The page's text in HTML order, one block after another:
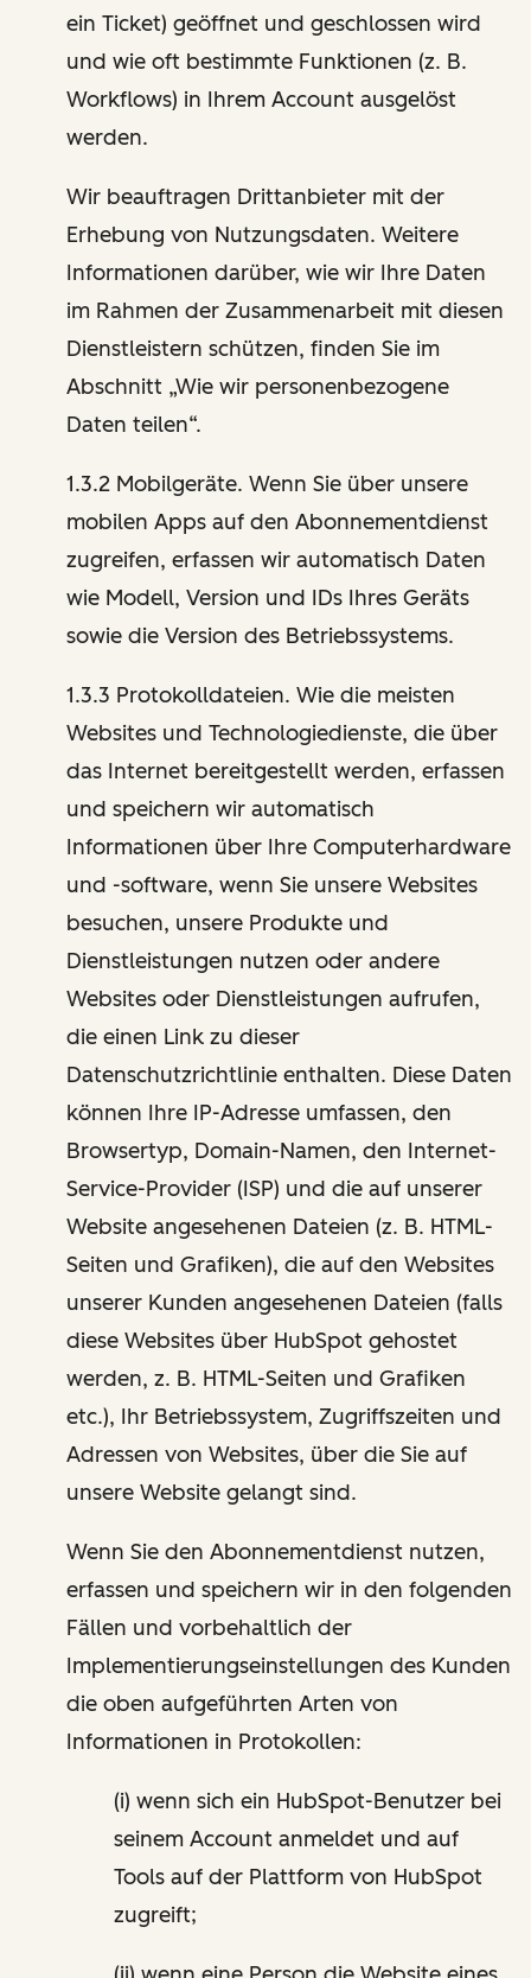
ein Ticket) geöffnet und geschlossen wird
und wie oft bestimmte Funktionen (z. B.
Workflows) in Ihrem Account ausgelöst
werden.
Wir beauftragen Drittanbieter mit der
Erhebung von Nutzungsdaten. Weitere
Informationen darüber, wie wir Ihre Daten
im Rahmen der Zusammenarbeit mit diesen
Dienstleistern schützen, finden Sie im
Abschnitt „Wie wir personenbezogene
Daten teilen“.
1.3.2 Mobilgeräte. Wenn Sie über unsere
mobilen Apps auf den Abonnementdienst
zugreifen, erfassen wir automatisch Daten
wie Modell, Version und IDs Ihres Geräts
sowie die Version des Betriebssystems.
1.3.3 Protokolldateien. Wie die meisten
Websites und Technologiedienste, die über
das Internet bereitgestellt werden, erfassen
und speichern wir automatisch
Informationen über Ihre Computerhardware
und -software, wenn Sie unsere Websites
besuchen, unsere Produkte und
Dienstleistungen nutzen oder andere
Websites oder Dienstleistungen aufrufen,
die einen Link zu dieser
Datenschutzrichtlinie enthalten. Diese Daten
können Ihre IP-Adresse umfassen, den
Browsertyp, Domain-Namen, den Internet-
Service-Provider (ISP) und die auf unserer
Website angesehenen Dateien (z. B. HTML-
Seiten und Grafiken), die auf den Websites
unserer Kunden angesehenen Dateien (falls
diese Websites über HubSpot gehostet
werden, z. B. HTML-Seiten und Grafiken
etc.), Ihr Betriebssystem, Zugriffszeiten und
Adressen von Websites, über die Sie auf
unsere Website gelangt sind.
Wenn Sie den Abonnementdienst nutzen,
erfassen und speichern wir in den folgenden
Fällen und vorbehaltlich der
Implementierungseinstellungen des Kunden
die oben aufgeführten Arten von
Informationen in Protokollen:
(i) wenn sich ein HubSpot-Benutzer bei
seinem Account anmeldet und auf
Tools auf der Plattform von HubSpot
zugreift;